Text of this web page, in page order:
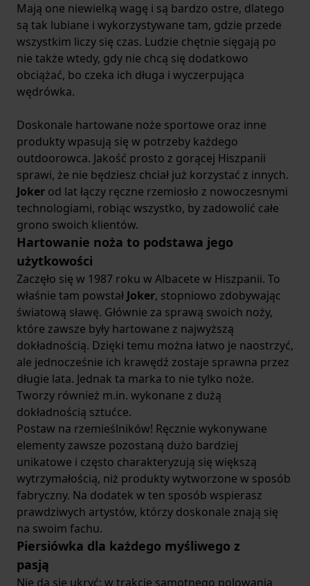
Mają one niewielką wagę i są bardzo ostre, dlatego
są tak lubiane i wykorzystywane tam, gdzie przede
wszystkim liczy się czas. Ludzie chętnie sięgają po
nie także wtedy, gdy nie chcą się dodatkowo
obciążać, bo czeka ich długa i wyczerpująca
wędrówka.
Doskonale hartowane noże sportowe oraz inne
produkty wpasują się w potrzeby każdego
outdoorowca. Jakość prosto z gorącej Hiszpanii
sprawi, że nie będziesz chciał już korzystać z innych.
Joker od lat łączy ręczne rzemiosło z nowoczesnymi
technologiami, robiąc wszystko, by zadowolić całe
grono swoich klientów.
Hartowanie noża to podstawa jego
użytkowości
Zaczęło się w 1987 roku w Albacete w Hiszpanii. To
właśnie tam powstał Joker, stopniowo zdobywając
światową sławę. Głównie za sprawą swoich noży,
które zawsze były hartowane z najwyższą
dokładnością. Dzięki temu można łatwo je naostrzyć,
ale jednocześnie ich krawędź zostaje sprawna przez
długie lata. Jednak ta marka to nie tylko noże.
Tworzy również m.in. wykonane z dużą
dokładnością sztućce.
Postaw na rzemieślników! Ręcznie wykonywane
elementy zawsze pozostaną dużo bardziej
unikatowe i często charakteryzują się większą
wytrzymałością, niż produkty wytworzone w sposób
fabryczny. Na dodatek w ten sposób wspierasz
prawdziwych artystów, którzy doskonale znają się
na swoim fachu.
Piersiówka dla każdego myśliwego z
pasją
Nie da się ukryć: w trakcie samotnego polowania